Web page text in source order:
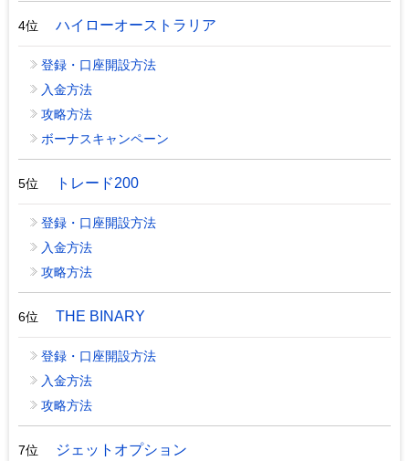
4位 ハイローオーストラリア
登録・口座開設方法
入金方法
攻略方法
ボーナスキャンペーン
5位 トレード200
登録・口座開設方法
入金方法
攻略方法
6位 THE BINARY
登録・口座開設方法
入金方法
攻略方法
7位 ジェットオプション